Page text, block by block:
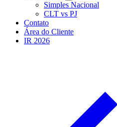
Simples Nacional
CLT vs PJ
Contato
Área do Cliente
IR 2026